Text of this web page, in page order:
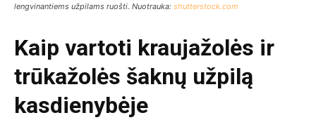
lengvinantiems užpilams ruošti. Nuotrauka: shutterstock.com
Kaip vartoti kraujažolės ir
trūkažolės šaknų užpilą
kasdienybėje